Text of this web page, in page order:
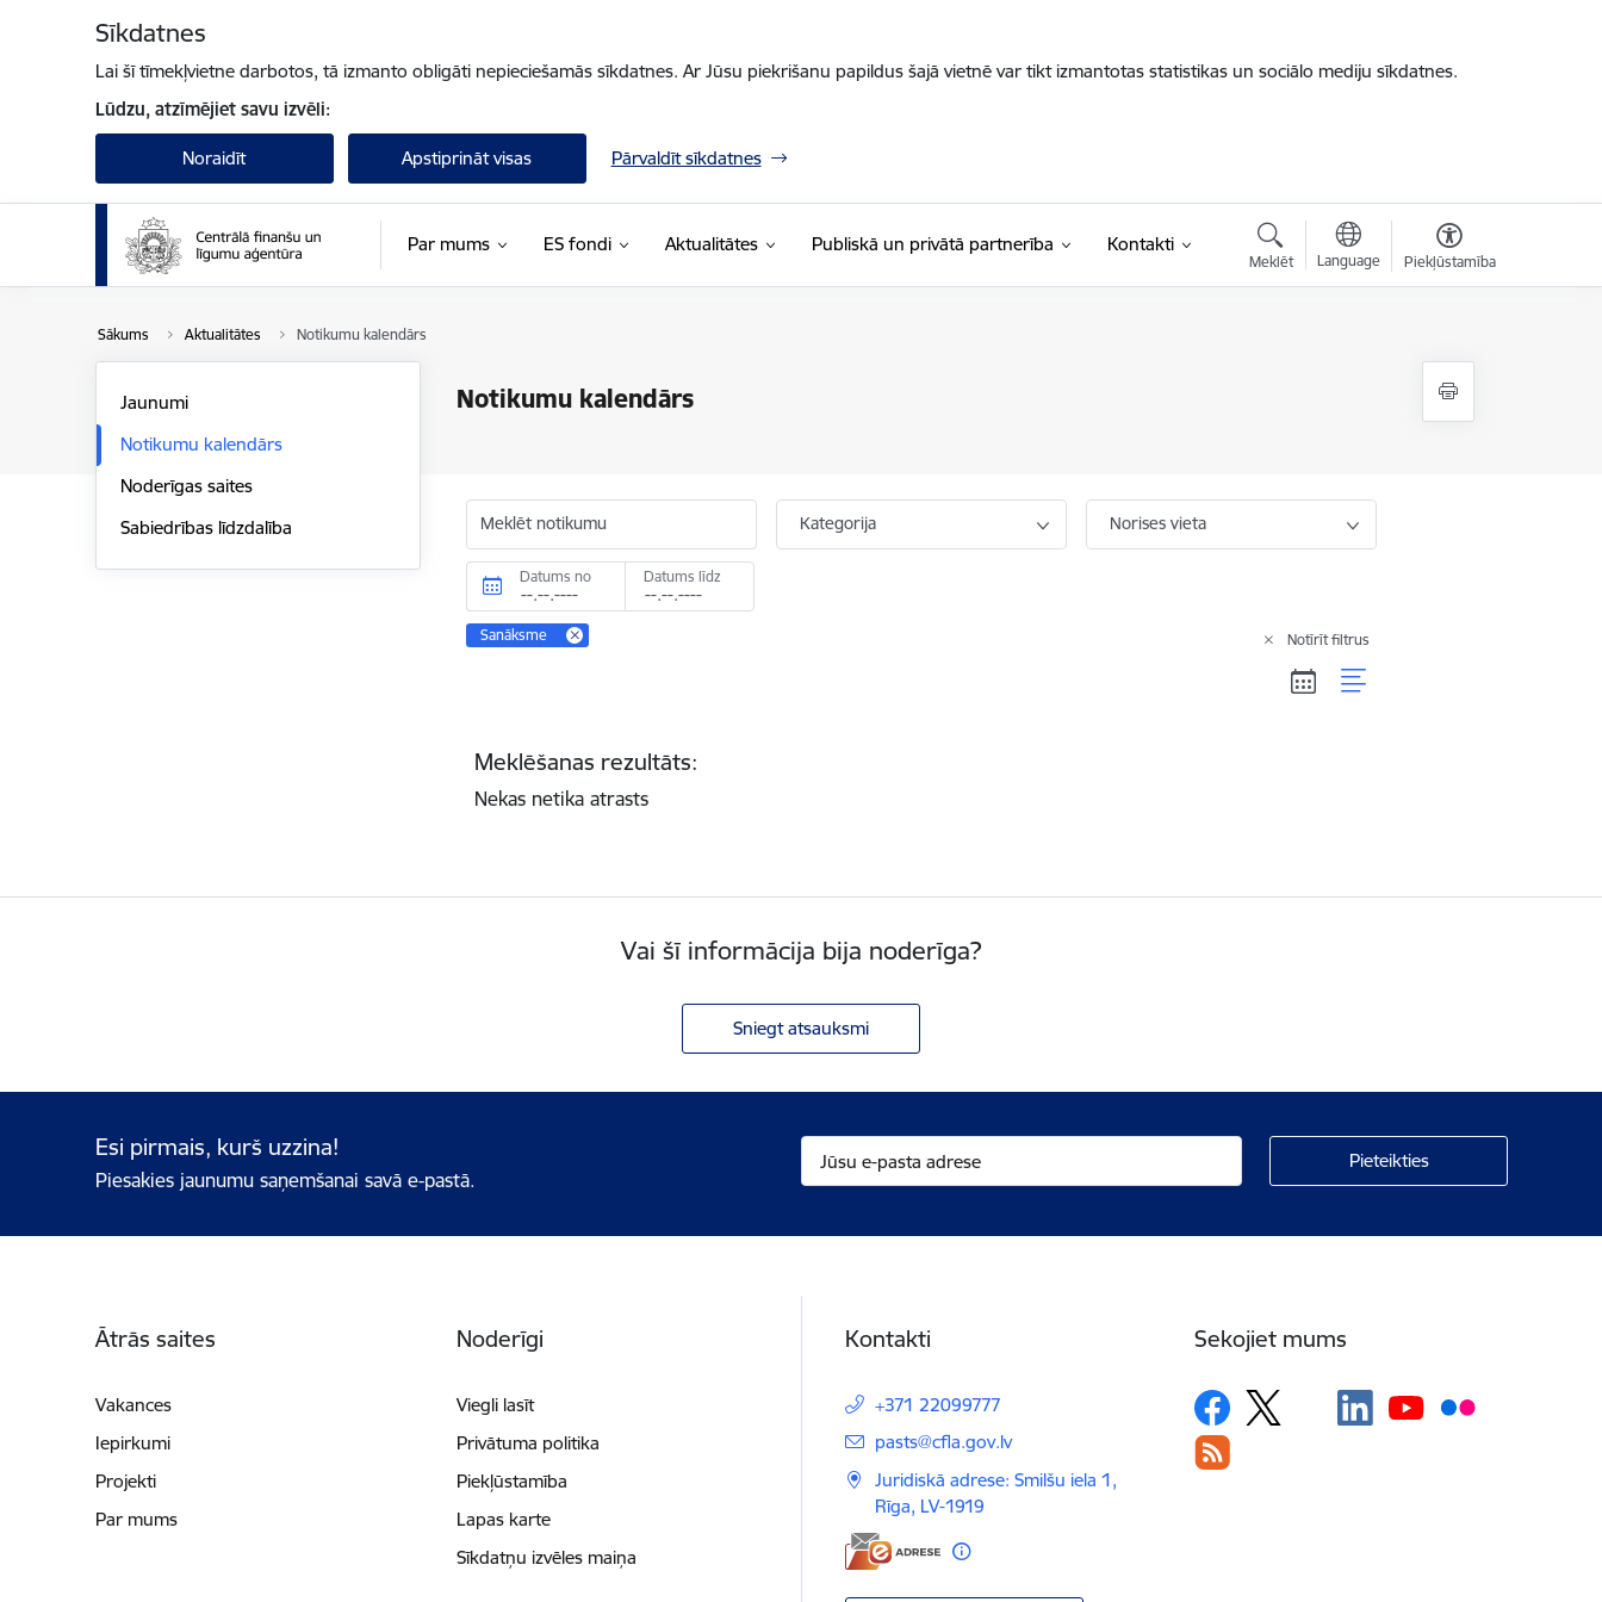
Sīkdatnes
Lai šī tīmekļvietne darbotos, tā izmanto obligāti nepieciešamās sīkdatnes. Ar Jūsu piekrišanu papildus šajā vietnē var tikt izmantotas statistikas un sociālo mediju sīkdatnes.
Lūdzu, atzīmējiet savu izvēli:
Noraidīt Apstiprināt visas Pārvaldīt sīkdatnes
Par mums ES fondi Aktualitātes Publiskā un privātā partnerība Kontakti
Meklēt Language Piekļūstamība
Sākums Aktualitātes Notikumu kalendārs
Notikumu kalendārs
Jaunumi
Notikumu kalendārs
Noderīgas saites
Sabiedrības līdzdalība
Meklēt notikumu Kategorija Norises vieta
Datums no Datums līdz
Sanāksme Notīrīt filtrus
Meklēšanas rezultāts:
Nekas netika atrasts
Vai šī informācija bija noderīga?
Sniegt atsauksmi
Esi pirmais, kurš uzzina!
Piesakies jaunumu saņemšanai savā e-pastā.
Ātrās saites
Vakances
Iepirkumi
Projekti
Par mums
Noderīgi
Viegli lasīt
Privātuma politika
Piekļūstamība
Lapas karte
Sīkdatņu izvēles maiņa
Kontakti
+371 22099777
E-pasts:
pasts@cfla.gov.lv
Juridiskā adrese: Smilšu iela 1,
Rīga, LV-1919
Sekojiet mums